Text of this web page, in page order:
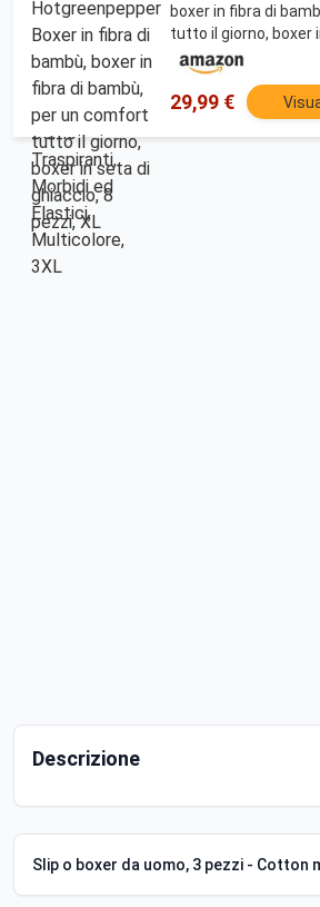
boxer in fibra di
tutto il giorno, boxer
pezzi, XL
29,99 €
Descrizione
Slip o boxer da uomo, 3 pezzi - Cotton